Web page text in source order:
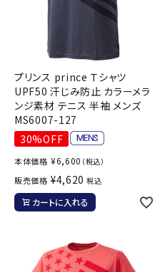
プリンス prince Ｔシャツ
UPF50 汗じみ防止 カラーメラ
ンジ素材 テニス 半袖 メンズ
MS6007-127
30%OFF
本体価格 ¥6,600 （税込）
販売価格 ¥4,620 税込
カートに入れる